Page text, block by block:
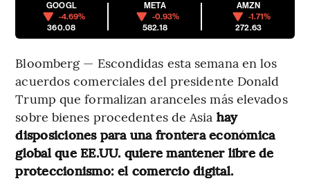
GOOGL
-4.69%
360.08
META
-0.93%
582.18
AMZN
-1.71%
272.63
Bloomberg — Escondidas esta semana en los
acuerdos comerciales del presidente Donald
Trump que formalizan aranceles más elevados
sobre bienes procedentes de Asia hay
disposiciones para una frontera económica
global que EE.UU. quiere mantener libre de
proteccionismo: el comercio digital.